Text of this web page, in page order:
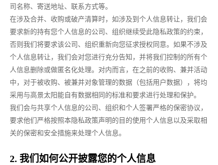
司名称、寄送地址、联系方式等。
在涉及合并、收购或破产清算时，如涉及到个人信息转让，我们会
要求新的持有您个人信息的公司、组织继续受此隐私政策的约束，
否则我们将要求该公司、组织重新向您征求授权同意。如果不涉及
个人信息转让，我们会对您进行充分告知，并将我们控制的所有个
人信息删除或做匿名化处理。对内而言，在之前的收购、兼并活动
中，对于被收购、被兼并对象管理的数据（包括用户数据），将均
采用与高景太阳能自有数据相同的标准和要求进行处理和保护。
我们会与共享个人信息的公司、组织和个人签署严格的保密协议，
要求他们严格按照本隐私政策声明的目的使用个人信息以及采取相
关的保密和安全措施来处理个人信息。
2. 我们如何公开披露您的个人信息